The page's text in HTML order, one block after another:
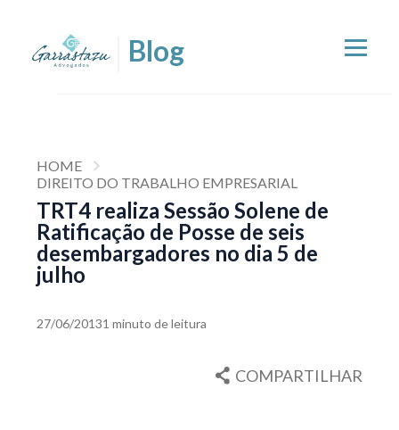
HOME
DIREITO DO TRABALHO EMPRESARIAL
TRT4 realiza Sessão Solene de
Ratificação de Posse de seis
desembargadores no dia 5 de
julho
27/06/20131 minuto de leitura
COMPARTILHAR